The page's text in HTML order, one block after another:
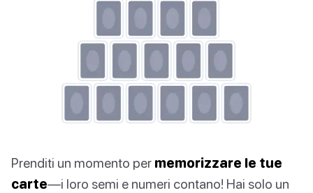
Prenditi un momento per memorizzare le tue
carte—i loro semi e numeri contano! Hai solo un